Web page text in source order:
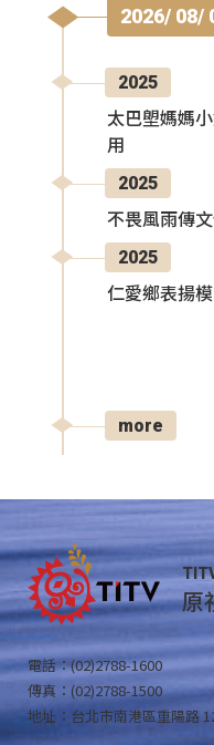
2026/ 08/
2025
太巴塱媽媽
用
2025
不畏風雨傳
2025
仁愛鄉表揚
more
原
電話：(02)2788-1600
傳真：(02)2788-1500
地址：台北市南港區重陽路